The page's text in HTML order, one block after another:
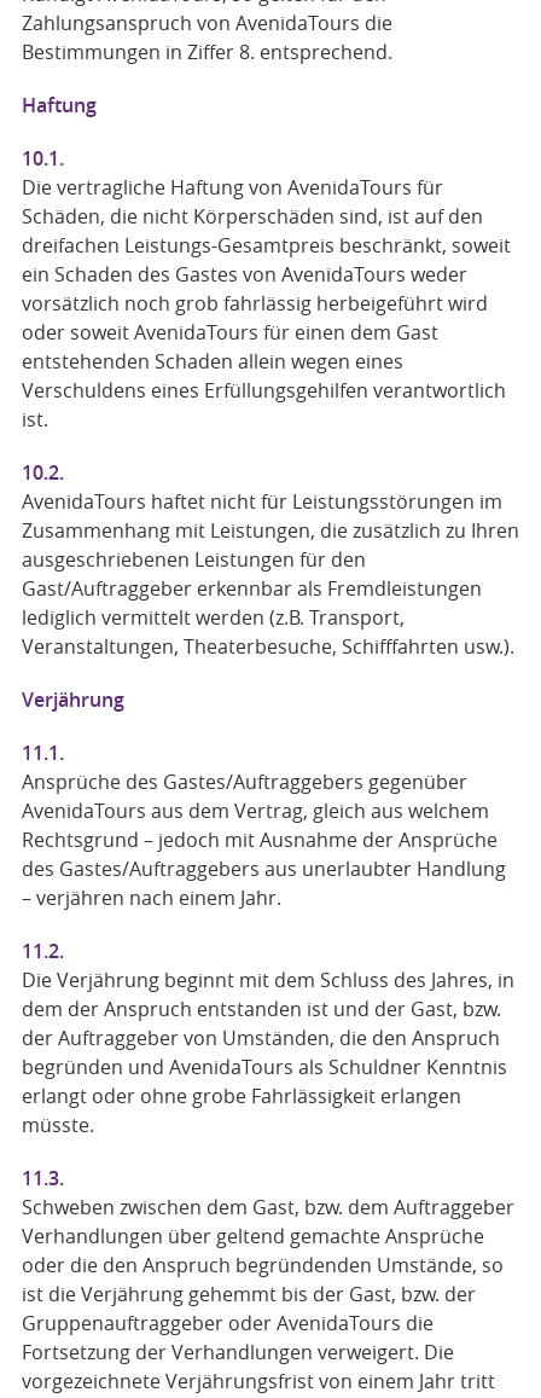
Zahlungsanspruch von AvenidaTours die
Bestimmungen in Ziffer 8. entsprechend.
Haftung
10.1.
Die vertragliche Haftung von AvenidaTours für
Schäden, die nicht Körperschäden sind, ist auf den
dreifachen Leistungs-Gesamtpreis beschränkt, soweit
ein Schaden des Gastes von AvenidaTours weder
vorsätzlich noch grob fahrlässig herbeigeführt wird
oder soweit AvenidaTours für einen dem Gast
entstehenden Schaden allein wegen eines
Verschuldens eines Erfüllungsgehilfen verantwortlich
ist.
10.2.
AvenidaTours haftet nicht für Leistungsstörungen im
Zusammenhang mit Leistungen, die zusätzlich zu Ihren
ausgeschriebenen Leistungen für den
Gast/Auftraggeber erkennbar als Fremdleistungen
lediglich vermittelt werden (z.B. Transport,
Veranstaltungen, Theaterbesuche, Schifffahrten usw.).
Verjährung
11.1.
Ansprüche des Gastes/Auftraggebers gegenüber
AvenidaTours aus dem Vertrag, gleich aus welchem
Rechtsgrund – jedoch mit Ausnahme der Ansprüche
des Gastes/Auftraggebers aus unerlaubter Handlung
– verjähren nach einem Jahr.
11.2.
Die Verjährung beginnt mit dem Schluss des Jahres, in
dem der Anspruch entstanden ist und der Gast, bzw.
der Auftraggeber von Umständen, die den Anspruch
begründen und AvenidaTours als Schuldner Kenntnis
erlangt oder ohne grobe Fahrlässigkeit erlangen
müsste.
11.3.
Schweben zwischen dem Gast, bzw. dem Auftraggeber
Verhandlungen über geltend gemachte Ansprüche
oder die den Anspruch begründenden Umstände, so
ist die Verjährung gehemmt bis der Gast, bzw. der
Gruppenauftraggeber oder AvenidaTours die
Fortsetzung der Verhandlungen verweigert. Die
vorgezeichnete Verjährungsfrist von einem Jahr tritt